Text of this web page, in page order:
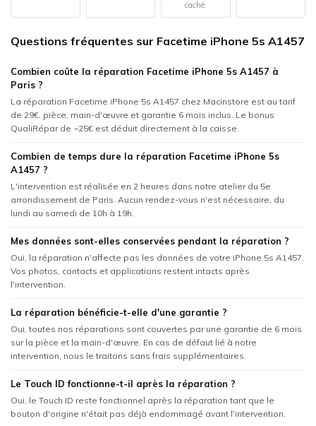
caché.
Questions fréquentes sur Facetime iPhone 5s A1457
Combien coûte la réparation Facetime iPhone 5s A1457 à
Paris ?
La réparation Facetime iPhone 5s A1457 chez Macinstore est au tarif
de 29€, pièce, main-d'œuvre et garantie 6 mois inclus. Le bonus
QualiRépar de −25€ est déduit directement à la caisse.
Combien de temps dure la réparation Facetime iPhone 5s
A1457 ?
L'intervention est réalisée en 2 heures dans notre atelier du 5e
arrondissement de Paris. Aucun rendez-vous n'est nécessaire, du
lundi au samedi de 10h à 19h.
Mes données sont-elles conservées pendant la réparation ?
Oui, la réparation n'affecte pas les données de votre iPhone 5s A1457.
Vos photos, contacts et applications restent intacts après
l'intervention.
La réparation bénéficie-t-elle d'une garantie ?
Oui, toutes nos réparations sont couvertes par une garantie de 6 mois
sur la pièce et la main-d'œuvre. En cas de défaut lié à notre
intervention, nous le traitons sans frais supplémentaires.
Le Touch ID fonctionne-t-il après la réparation ?
Oui, le Touch ID reste fonctionnel après la réparation tant que le
bouton d'origine n'était pas déjà endommagé avant l'intervention.